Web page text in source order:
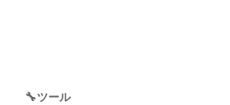
🔧ツール